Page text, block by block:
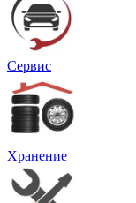
Сервис
Хранение